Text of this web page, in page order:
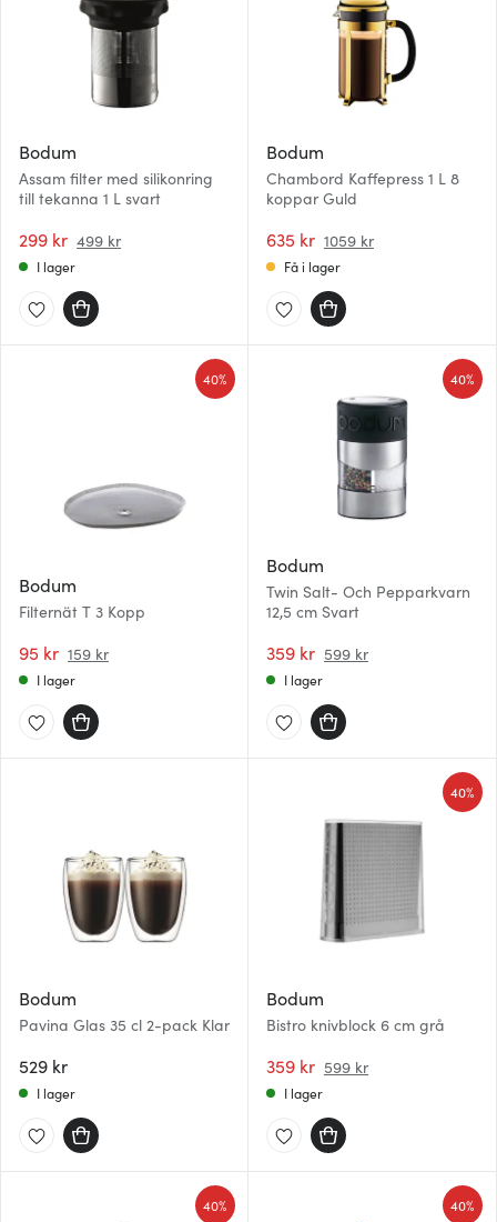
Bodum
Assam filter med silikonring
till tekanna 1 L svart
299 kr 499 kr
I lager
Bodum
Chambord Kaffepress 1 L 8
koppar Guld
635 kr 1059 kr
Få i lager
Bodum
Filternät T 3 Kopp
95 kr 159 kr
40%
I lager
Bodum
Twin Salt- Och Pepparkvarn
12,5 cm Svart
359 kr 599 kr
40%
I lager
Bodum
Pavina Glas 35 cl 2-pack Klar
529 kr
I lager
Bodum
Bistro knivblock 6 cm grå
359 kr 599 kr
40%
I lager
40% 40%